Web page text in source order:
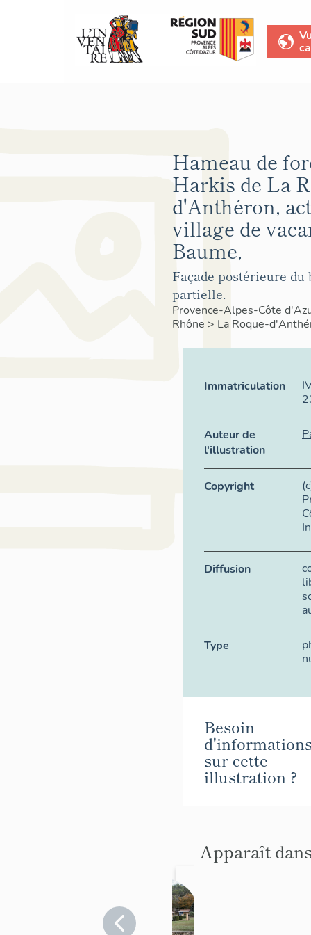
Hameau de
Harkis de La
d'Anthéron,
village de
Baume,
Façade postérieure du
partielle.
Provence-Alpes-Côte
Rhône > La Roque-
Immatriculation
Auteur de
l'illustration
Copyright
Diffusion
Type
Besoin
sur cette
illustration ?
Apparaît